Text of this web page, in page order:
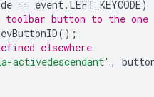
== event . LEFT_KEYCODE)
toolbar button to the
();
elsewhere
activedescendant" ,